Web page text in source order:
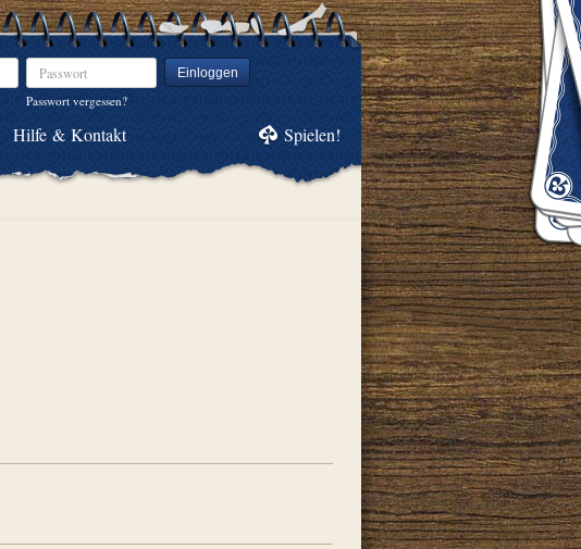
Passwort Einloggen
Passwort vergessen?
Hilfe & Kontakt Spielen!